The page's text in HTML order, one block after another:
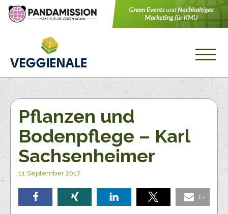
Pflanzen und
Bodenpflege – Karl
Sachsenheimer
11 September 2017
E-